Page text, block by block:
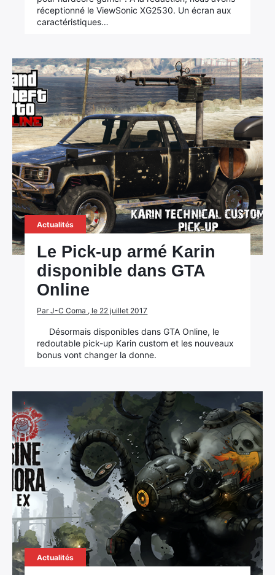
réceptionné le ViewSonic XG2530. Un écran aux
caractéristiques…
Actualités
Le Pick-up armé Karin
disponible dans GTA
Online
Par J-C Coma , le 22 juillet 2017
Désormais disponibles dans GTA Online, le
redoutable pick-up Karin custom et les nouveaux
bonus vont changer la donne.
Actualités